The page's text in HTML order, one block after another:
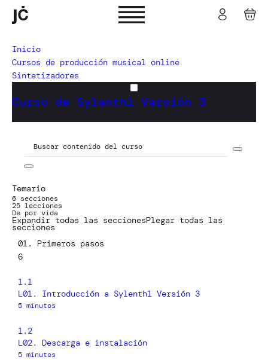
Inicio
Cursos de producción musical online
Sintetizadores
Curso de Sylenth1 Versión 3
Temario
6 secciones
25 lecciones
De por vida
Expandir todas las seccionesPlegar todas las
secciones
01. Primeros pasos
6
1.1
L01. Introducción a Sylenth1 Versión 3
5 minutos
1.2
L02. Descarga e instalación
5 minutos